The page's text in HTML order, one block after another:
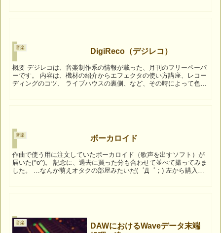
音楽 DigiReco（デジレコ）
概要 デジレコは、音楽制作系の情報が載った、月刊のフリーペーパ
ーです。 内容は、機材の紹介からエフェクタの使い方講座、レコー
ディングのコツ、 ライブハウスの裏側、など、その時によって色々
音楽 ボーカロイド
作曲で使う用に注文していたボーカロイド（歌声を出すソフト）が
届いた(^o^)。 記念に、過去に買った分も合わせて並べて撮ってみま
した。 …なんか萌えオタクの部屋みたいだ(゜Д゜；) 左から購入順
音楽
DAWにおけるWaveデータ末端